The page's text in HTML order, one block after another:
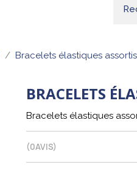
Bracelets élastiques assortis
BRACELETS
Bracelets élastiques
(0AVIS)